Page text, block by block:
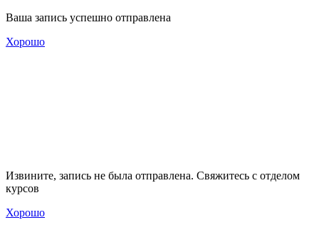
Ваша запись успешно отправлена
Хорошо
Извините, запись не была отправлена. Свяжитесь с отделом
курсов
Хорошо